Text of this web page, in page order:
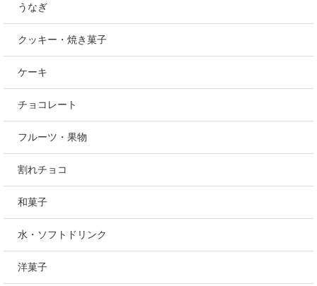
うなぎ
クッキー・焼き菓子
ケーキ
チョコレート
フルーツ・果物
割れチョコ
和菓子
水・ソフトドリンク
洋菓子